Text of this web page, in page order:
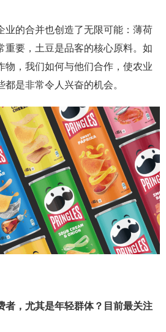
业的合并也创造了无限可能：薄荷
重要，土豆是品客的核心原料。如
物，我们如何与他们合作，使农业
是非常令人兴奋的机会。
者，尤其是年轻群体？目前最关注